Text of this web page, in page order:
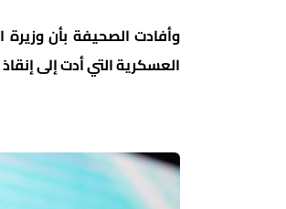
وأفادت الصحيفة بأن
العسكرية التي أدت إلى